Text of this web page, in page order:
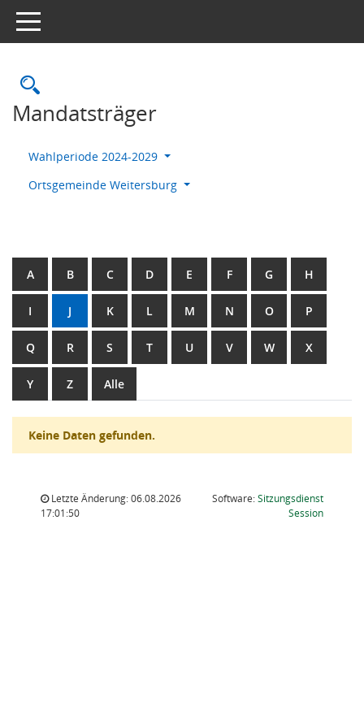
Toggle navigation
Rechercheauswahl
Mandatsträger
Wahlperiode 2024-2029
Ortsgemeinde Weitersburg
A B C D E F G H
I J K L M N O P
Q R S T U V W X
Y Z Alle
Keine Daten gefunden.
Letzte Änderung: 06.08.2026
17:01:50
Software:Sitzungsdienst
Session(Wird in